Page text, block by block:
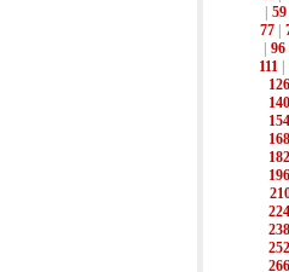
59
77|
96
111|
126
140
154
168
182
196
224
238
252
266